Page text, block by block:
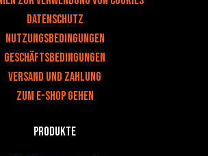
DATENSCHUTZ
NUTZUNGSBEDINGUNGEN
Geschäftsbedingungen
Versand und Zahlung
Zum e-shop gehen
Produkte